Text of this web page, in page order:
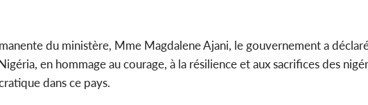
du ministère, Mme Magdalene Ajani, le gouvernement a
en hommage au courage, à la résilience et aux sacrifices des
dans ce pays.